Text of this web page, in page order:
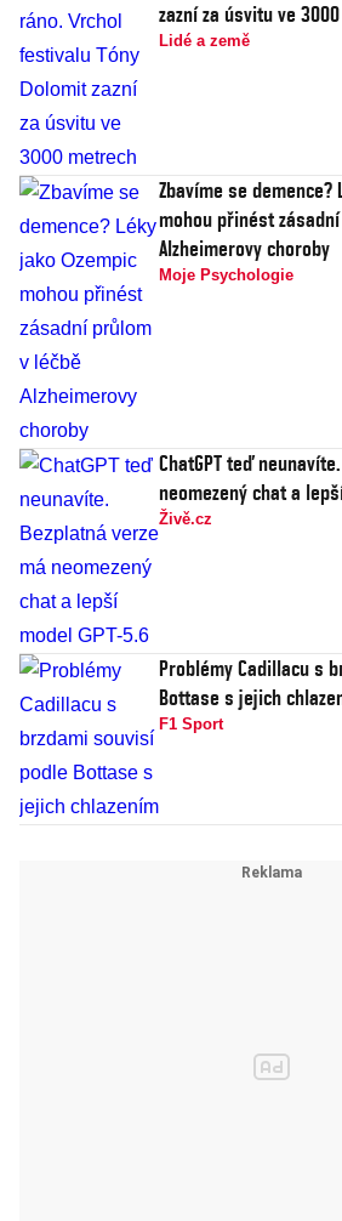
zazní za úsvitu ve
Lidé a země
Zbavíme se demence?
mohou přinést
Alzheimerovy choroby
Moje Psychologie
ChatGPT teď
neomezený chat a
Živě.cz
Problémy Cadillacu s
Bottase s jejich
F1 Sport